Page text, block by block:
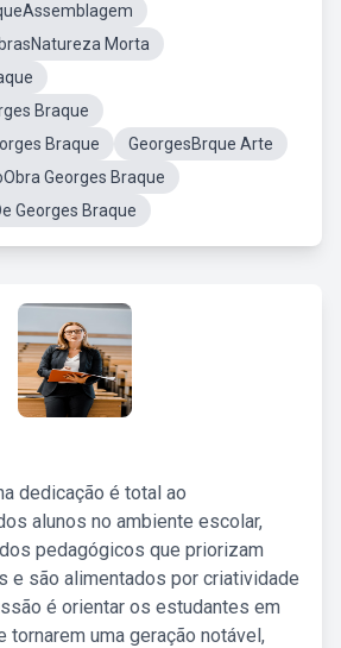
Morta
Braque
Braque
GeorgesBrque Arte
Georges Braque
Georges Braque
dedicação é total ao
alunos no ambiente escolar,
pedagógicos que priorizam
e são alimentados por criatividade
é orientar os estudantes em
tornarem uma geração notável,